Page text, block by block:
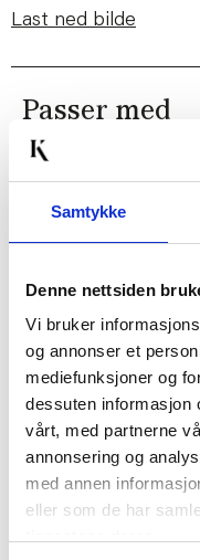
Samtykke
Denne nettsiden
Vi bruker
og annonser et
mediefunksjoner og
dessuten informasjon
vårt, med partnerne
annonsering og
med annen
eller som de har
Last ned bilde
Passer med
DUFTLYS DIS
VETIVER
199,00
KJØP